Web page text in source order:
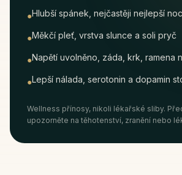
●Hlubší spánek, nejčastěji nejlepší
●Měkčí pleť, vrstva slunce a soli pryč
●Napětí uvolněno, záda, krk, ramena
●Lepší nálada, serotonin a dopamin
Wellness přínosy, nikoli lékařské sliby.
upozorněte na těhotenství, zranění nebo